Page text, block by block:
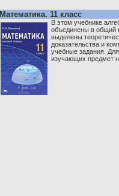
Математика. 11 класс
В этом учебнике
объединены в общий
выделены
доказательства и
учебные задания.
изучающих предмет